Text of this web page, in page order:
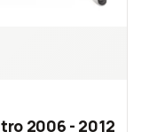
2006 - 2012